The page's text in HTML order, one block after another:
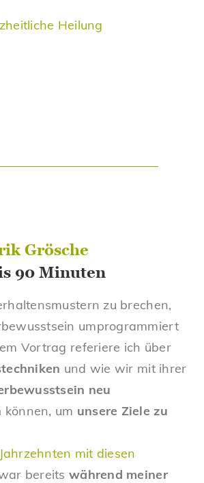
Heilung
Grösche
90 Minuten
zu brechen,
umprogrammiert
Vortrag referiere ich über
und wie wir mit ihrer
neu
können, um unsere Ziele zu
mit diesen
bereitswährend meiner